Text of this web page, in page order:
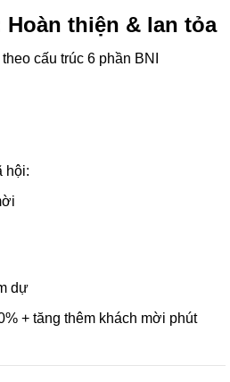
Hoàn thiện & lan tỏa
cấu trúc 6 phần BNI
hội:
dự
+ tăng thêm khách mời phút